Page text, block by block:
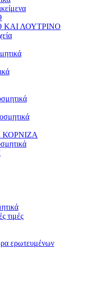
ΛΟΥΤΡΙΝΟ
τιμές
ερωτευμένων